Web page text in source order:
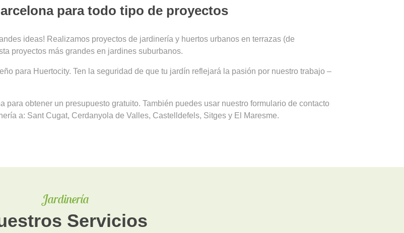
para todo tipo de proyectos
ideas! Realizamos proyectos de jardinería y huertos urbanos en terrazas (de
proyectos más grandes en jardines suburbanos.
para Huertocity. Ten la seguridad de que tu jardín reflejará la pasión por nuestro trabajo –
obtener un presupuesto gratuito. También puedes usar nuestro formulario de contacto
a: Sant Cugat, Cerdanyola de Valles, Castelldefels, Sitges y El Maresme.
Jardinería
Servicios